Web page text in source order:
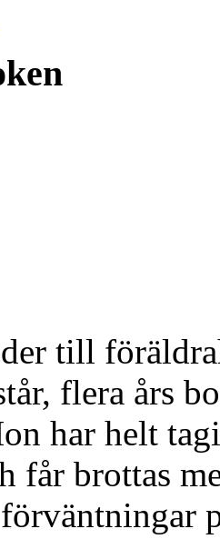
till
flera års
har helt
får brottas